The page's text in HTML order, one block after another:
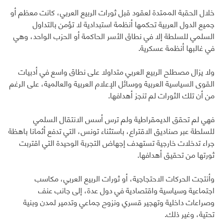
خلال الحقبة الممتدة لعقود قبل ثورات الربيع العربي، كانت معظم أو
جميع الدول العربية تحكمها أنظمة استبدادية لا تؤمن بالتداول
السلمي للسلطة إلا في نطاق الأسر الحاكمة أو الحزب الواحد، وهي
في غالبها أنظمة عسكرية.
ولا يزال مصطلح الربيع العربي متداولا على نطاق واسع في أدبيات
القوى السياسية العربية ووسائل الإعلام العربية والعالمية، على الرغم
من أن تلك الثورات لم تنجز أهدافها.
فهي لم تحقق الديمقراطية ولم ترس أسس الانتقال السلمي
للسلطة عبر صناديق الاقتراع، باستثناء تونس، التي تدفع أثمانا باهظة
جراء تدخلات خارجية تستهدف إجهاض التجربة الوحيدة التي اقتربت
ثورتها من تحقيق أهدافها.
وأنتجت الحركات الاحتجاجية، أو ثورات الربيع العربي، مكاسب
اجتماعية وسياسية واقتصادية في دول عدة، إلى جانب عنف
وصراعات داخلية وتهجير قسري ونزوح جماعي وتدمير لمدن وبنية
تحتية، وغير ذلك.